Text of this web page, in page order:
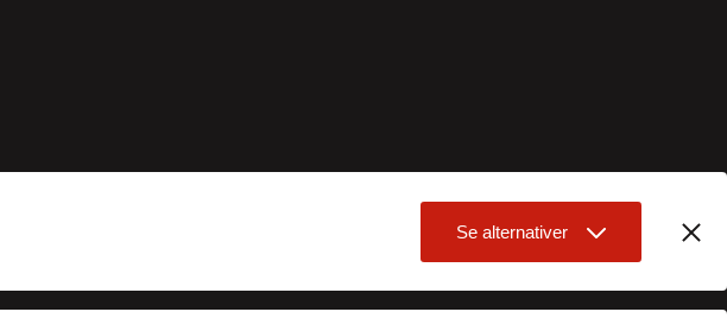
Se alternativer